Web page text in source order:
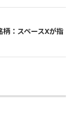
柄：スペースXが指